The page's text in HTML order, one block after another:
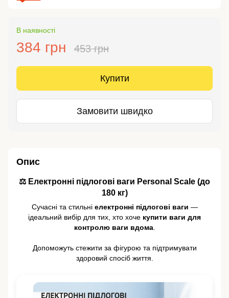
В наявності
384 грн 453 грн
Купити
Замовити швидко
Опис
⚖️ Електронні підлогові ваги Personal Scale (до
180 кг)
Сучасні та стильні електронні підлогові ваги —
ідеальний вибір для тих, хто хоче купити ваги для
контролю ваги вдома.
Допоможуть стежити за фігурою та підтримувати
здоровий спосіб життя.